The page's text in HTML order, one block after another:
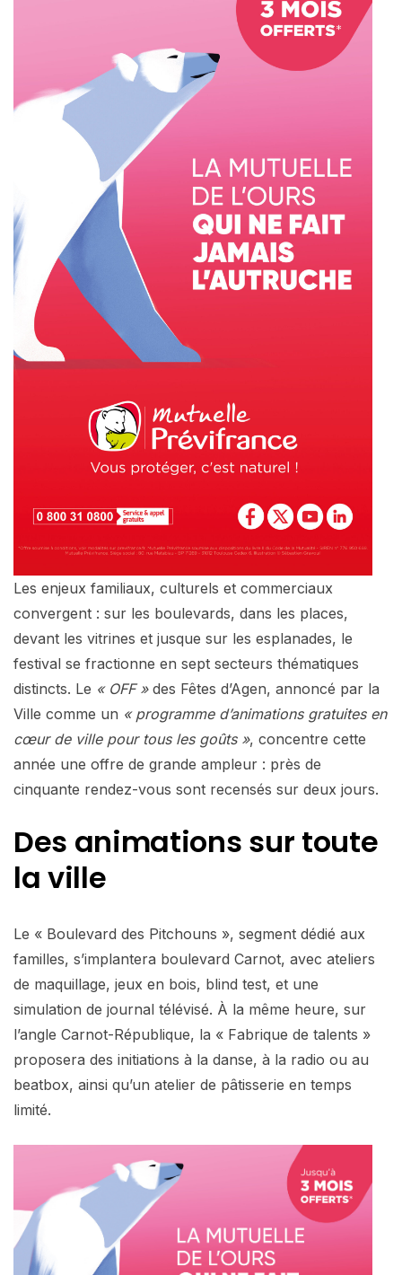
Les enjeux familiaux, culturels et commerciaux
convergent : sur les boulevards, dans les places,
devant les vitrines et jusque sur les esplanades, le
festival se fractionne en sept secteurs thématiques
distincts. Le « OFF »des Fêtes d’Agen, annoncé par la
Ville comme un « programme d’animations gratuites en
cœur de ville pour tous les goûts », concentre cette
année une offre de grande ampleur : près de
cinquante rendez-vous sont recensés sur deux jours.
Des animations sur toute
la ville
Le « Boulevard des Pitchouns », segment dédié aux
familles, s’implantera boulevard Carnot, avec ateliers
de maquillage, jeux en bois, blind test, et une
simulation de journal télévisé. À la même heure, sur
l’angle Carnot-République, la « Fabrique de talents »
proposera des initiations à la danse, à la radio ou au
beatbox, ainsi qu’un atelier de pâtisserie en temps
limité.